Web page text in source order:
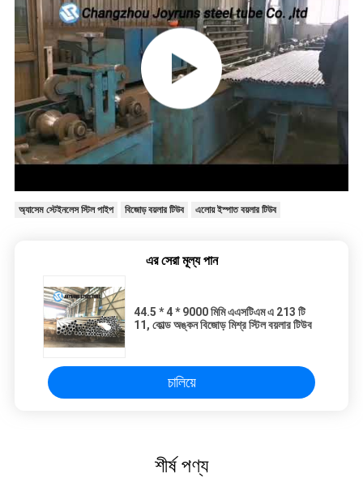
অ্যাসেম স্টেইনলেস স্টিল পাইপ বিজোড় বয়লার টিউব এলোয় ইস্পাত বয়লার টিউব
এর সেরা মূল্য পান
44.5 * 4 * 9000 মিমি এএসটিএম এ 213 টি
11, কোল্ড অঙ্কন বিজোড় মিশ্র স্টিল বয়লার টিউব
চালিয়ে
শীর্ষ পণ্য